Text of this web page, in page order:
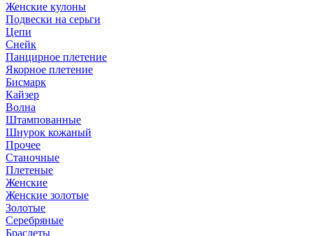
Женские кулоны
Подвески на серьги
Цепи
Снейк
Панцирное плетение
Якорное плетение
Бисмарк
Кайзер
Волна
Штампованные
Шнурок кожаный
Прочее
Станочные
Плетеные
Женские
Женские золотые
Золотые
Серебряные
Браслеты